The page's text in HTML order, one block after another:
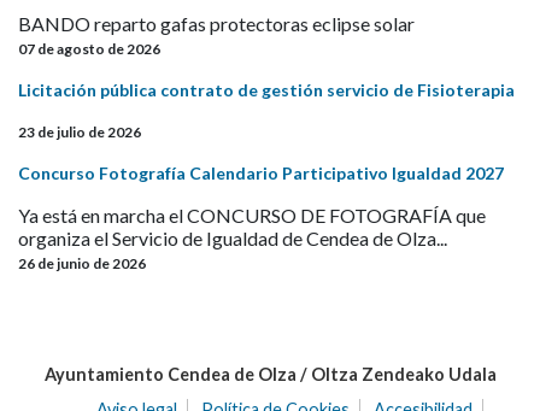
BANDO reparto gafas protectoras eclipse solar
07 de agosto de 2026
Licitación pública contrato de gestión servicio de Fisioterapia
23 de julio de 2026
Concurso Fotografía Calendario Participativo Igualdad 2027
Ya está en marcha el CONCURSO DE FOTOGRAFÍA que
organiza el Servicio de Igualdad de Cendea de Olza...
26 de junio de 2026
Ayuntamiento Cendea de Olza / Oltza Zendeako Udala